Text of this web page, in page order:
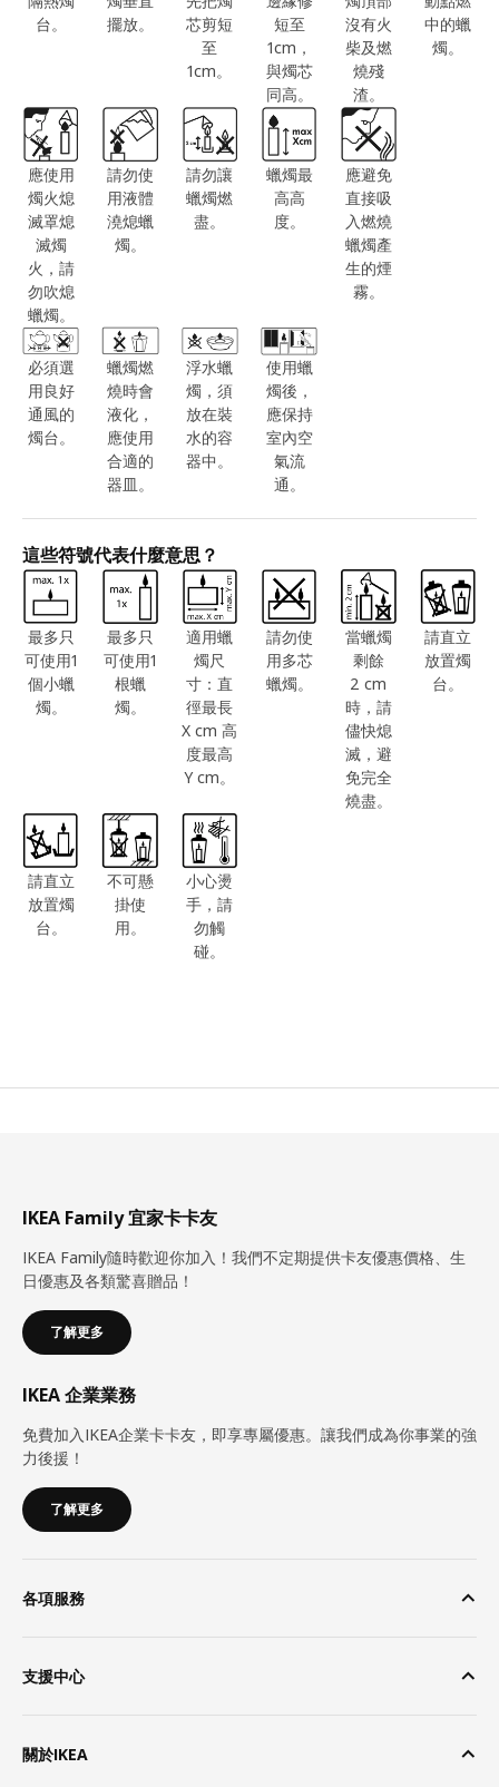
台。
擺放。
芯剪短
至
1cm。
短至
1cm，
與燭芯
同高。
沒有火
柴及燃
燒殘
渣。
中的蠟
燭。
應使用
燭火熄
滅罩熄
滅燭
火，請
勿吹熄
蠟燭。
請勿使
用液體
澆熄蠟
燭。
請勿讓
蠟燭燃
盡。
蠟燭最
高高
度。
應避免
直接吸
入燃燒
蠟燭產
生的煙
霧。
必須選
用良好
通風的
燭台。
蠟燭燃
燒時會
液化，
應使用
合適的
器皿。
浮水蠟
燭，須
放在裝
水的容
器中。
使用蠟
燭後，
應保持
室內空
氣流
通。
這些符號代表什麼意思？
最多只
可使用1
個小蠟
燭。
最多只
可使用1
根蠟
燭。
適用蠟
燭尺
寸：直
徑最長
X cm 高
度最高
Y cm。
請勿使
用多芯
蠟燭。
當蠟燭
剩餘
2 cm
時，請
儘快熄
滅，避
免完全
燒盡。
請直立
放置燭
台。
請直立
放置燭
台。
不可懸
掛使
用。
小心燙
手，請
勿觸
碰。
IKEA Family 宜家卡卡友
IKEA Family隨時歡迎你加入！我們不定期提供卡友優惠價格、生
日優惠及各類驚喜贈品！
了解更多
IKEA 企業業務
免費加入IKEA企業卡卡友，即享專屬優惠。讓我們成為你事業的強
力後援！
了解更多
各項服務
支援中心
關於IKEA